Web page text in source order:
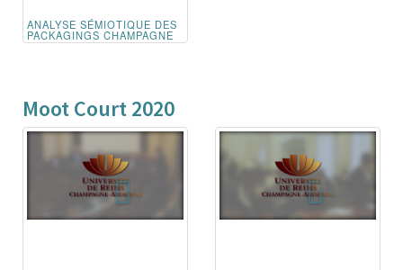
ANALYSE SÉMIOTIQUE DES
PACKAGINGS CHAMPAGNE
Moot Court 2020